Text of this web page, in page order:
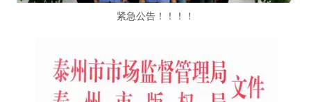
紧急公告！！！！